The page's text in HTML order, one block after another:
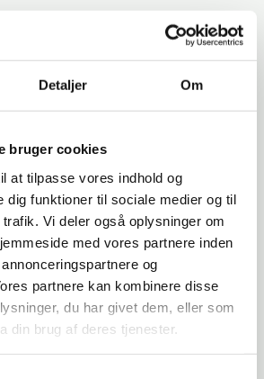
Detaljer Om
bruger cookies
at tilpasse vores indhold og
dig funktioner til sociale medier og til
Vi deler også oplysninger om
med vores partnere inden
og
partnere kan kombinere disse
du har givet dem, eller som
din brug af deres tjenester.